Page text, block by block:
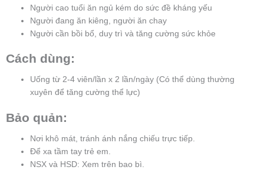
Người cao tuổi ăn ngủ kém do sức đề kháng yếu
Người đang ăn kiêng, người ăn chay
Người cần bồi bổ, duy trì và tăng cường sức khỏe
Cách dùng:
Uống từ 2-4 viên/lần x 2 lần/ngày (Có thể dùng thường
xuyên để tăng cường thể lực)
Bảo quản:
Nơi khô mát, tránh ánh nắng chiếu trực tiếp.
Để xa tầm tay trẻ em.
NSX và HSD: Xem trên bao bì.